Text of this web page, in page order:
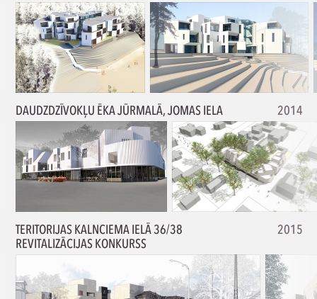
DAUDZDZĪVOKĻU ĒKA JŪRMALĀ, JOMAS IELA 2014
TERITORIJAS KALNCIEMA IELĀ 36/38
REVITALIZĀCIJAS KONKURSS
2015